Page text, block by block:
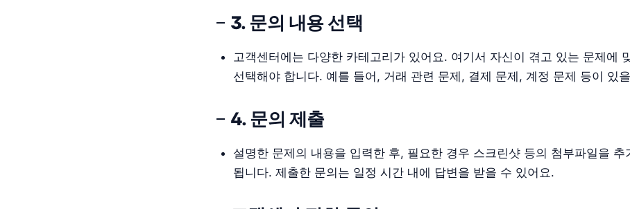
3. 문의 내용 선택
고객센터에는 다양한 카테고리가 있어요. 여기서 자신이 겪고 있는 문제에
선택해야 합니다. 예를 들어, 거래 관련 문제, 결제 문제, 계정 문제 등이 있
4. 문의 제출
설명한 문제의 내용을 입력한 후, 필요한 경우 스크린샷 등의 첨부파일을 추
됩니다. 제출한 문의는 일정 시간 내에 답변을 받을 수 있어요.